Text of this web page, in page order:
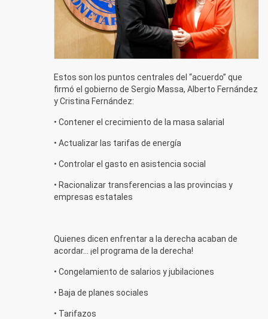
Estos son los puntos centrales del “acuerdo” que
firmó el gobierno de Sergio Massa, Alberto Fernández
y Cristina Fernández:
• Contener el crecimiento de la masa salarial
• Actualizar las tarifas de energía
• Controlar el gasto en asistencia social
• Racionalizar transferencias a las provincias y
empresas estatales
Quienes dicen enfrentar a la derecha acaban de
acordar... ¡el programa de la derecha!
• Congelamiento de salarios y jubilaciones
• Baja de planes sociales
• Tarifazos